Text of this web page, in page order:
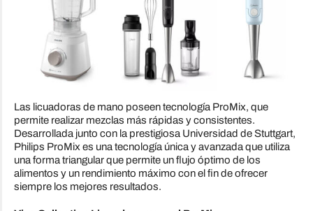
Las licuadoras de mano poseen tecnología ProMix, que
permite realizar mezclas más rápidas y consistentes.
Desarrollada junto con la prestigiosa Universidad de Stuttgart,
Philips ProMix es una tecnología única y avanzada que utiliza
una forma triangular que permite un flujo óptimo de los
alimentos y un rendimiento máximo con el fin de ofrecer
siempre los mejores resultados.